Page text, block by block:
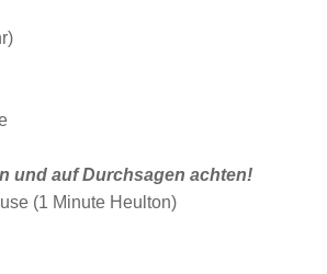
und auf Durchsagen achten!
(1 Minute Heulton)